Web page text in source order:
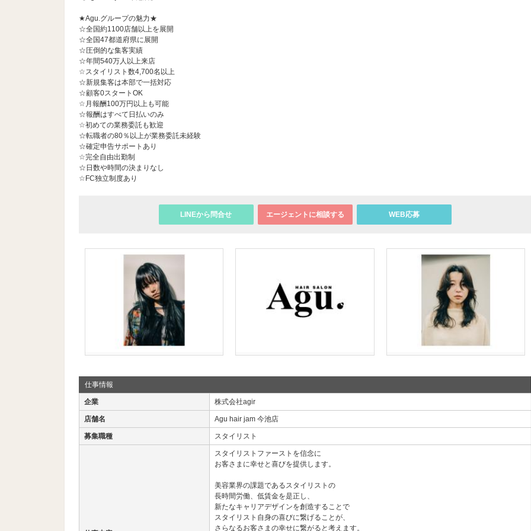
★Agu.グループの魅力★
☆全国約1100店舗以上を展開
☆全国47都道府県に展開
☆圧倒的な集客実績
☆年間540万人以上来店
☆スタイリスト数4,700名以上
☆新規集客は本部で一括対応
☆顧客0スタートOK
☆月報酬100万円以上も可能
☆報酬はすべて日払いのみ
☆初めての業務委託も歓迎
☆転職者の80％以上が業務委託未経験
☆確定申告サポートあり
☆完全自由出勤制
☆日数や時間の決まりなし
☆FC独立制度あり
LINEから問合せ エージェントに相談する WEB応募
仕事情報
企業 株式会社agir
店舗名 Agu hair jam 今池店
募集職種 スタイリスト
スタイリストファーストを信念に
お客さまに幸せと喜びを提供します。
美容業界の課題であるスタイリストの
長時間労働、低賃金を是正し、
新たなキャリアデザインを創造することで
スタイリスト自身の喜びに繋げることが、
さらなるお客さまの幸せに繋がると考えます。